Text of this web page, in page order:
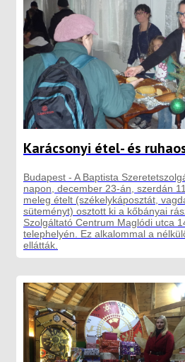
Karácsonyi étel- és
Budapest - A Baptista
napon, december 23-án, szerdán
meleg ételt (székelykáposztát,
süteményt) osztott ki a kőbányai
Szolgáltató Centrum Maglódi utca
telephelyén. Ez alkalommal a
ellátták.